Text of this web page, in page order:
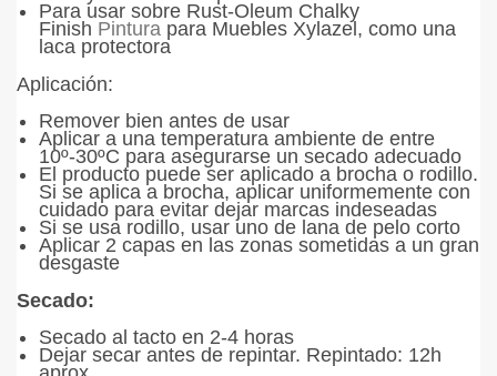
Para usar sobre Rust-Oleum Chalky
Finish Pintura para Muebles Xylazel, como una
laca protectora
Aplicación:
Remover bien antes de usar
Aplicar a una temperatura ambiente de entre
10º-30ºC para asegurarse un secado adecuado
El producto puede ser aplicado a brocha o rodillo.
Si se aplica a brocha, aplicar uniformemente con
cuidado para evitar dejar marcas indeseadas
Si se usa rodillo, usar uno de lana de pelo corto
Aplicar 2 capas en las zonas sometidas a un gran
desgaste
Secado:
Secado al tacto en 2-4 horas
Dejar secar antes de repintar. Repintado: 12h